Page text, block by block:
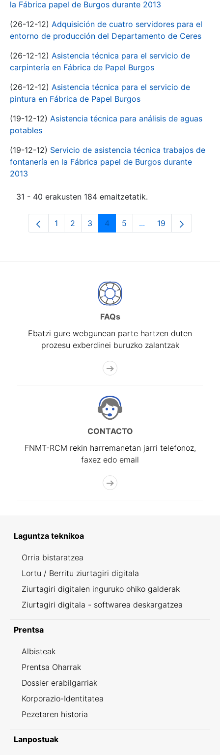
la Fábrica papel de Burgos durante 2013
(26-12-12) Adquisición de cuatro servidores para el
entorno de producción del Departamento de Ceres
(26-12-12) Asistencia técnica para el servicio de
carpintería en Fábrica de Papel Burgos
(26-12-12) Asistencia técnica para el servicio de
pintura en Fábrica de Papel Burgos
(19-12-12) Asistencia técnica para análisis de aguas
potables
(19-12-12) Servicio de asistencia técnica trabajos de
fontanería en la Fábrica papel de Burgos durante
2013
31 - 40 erakusten 184 emaitzetatik.
Orrialdea
1 Orrialdea
2 Orrialdea
3 Orrialdea
4 Orrialdea
5 ...Intermediate Pages
Orrialdea
19
FAQs
Ebatzi gure webgunean parte hartzen duten
prozesu exberdinei buruzko zalantzak
CONTACTO
FNMT-RCM rekin harremanetan jarri telefonoz,
faxez edo email
Laguntza teknikoa
Orria bistaratzea
Lortu / Berritu ziurtagiri digitala
Ziurtagiri digitalen inguruko ohiko galderak
Ziurtagiri digitala - softwarea deskargatzea
Prentsa
Albisteak
Prentsa Oharrak
Dossier erabilgarriak
Korporazio-Identitatea
Pezetaren historia
Lanpostuak